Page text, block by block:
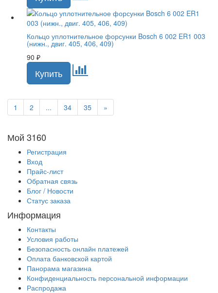
Кольцо уплотнительное форсунки Bosch 6 002 ER1 003
(нижн., двиг. 405, 406, 409)
90 ₽
1 2 ... 34 35 »
Мой 3160
Регистрация
Вход
Прайс-лист
Обратная связь
Блог / Новости
Статус заказа
Информация
Контакты
Условия работы
Безопасность онлайн платежей
Оплата банковской картой
Панорама магазина
Конфиденциальность персональной информации
Распродажа